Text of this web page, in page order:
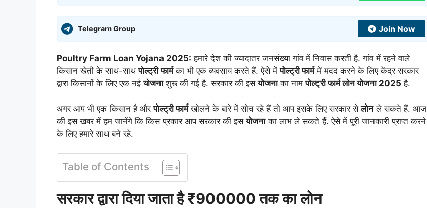
Telegram Group Join Now
Poultry Farm Loan Yojana 2025: हमारे देश की ज्यादातर जनसंख्या गांव में निवास करती है. गांव में रहने वाले
किसान खेती के साथ-साथपोल्ट्री फार्मका भी एक व्यवसाय करते हैं. ऐसे मेंपोल्ट्री फार्ममें मदद करने के लिए केंद्र सरकार
द्वारा किसानों के लिए एक नईयोजनाशुरू की गई है. सरकार की इसयोजनाका नामपोल्ट्री फार्म लोन योजना 2025 है.
अगर आप भी एक किसान है औरपोल्ट्री फार्मखोलने के बारे में सोच रहे हैं तो आप इसके लिए सरकार सेलोनले सकते हैं. आज
की इस खबर में हम जानेंगे कि किस प्रकार आप सरकार की इसयोजनाका लाभ ले सकते हैं. ऐसे में पूरी जानकारी प्राप्त करने
के लिए हमारे साथ बने रहे.
Table of Contents
सरकार द्वारा दिया जाता है ₹900000 तक का लोन